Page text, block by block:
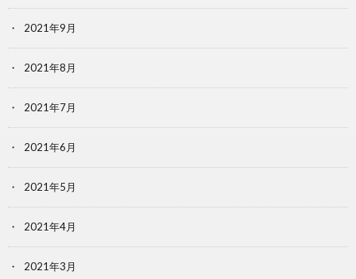
2021年9月
2021年8月
2021年7月
2021年6月
2021年5月
2021年4月
2021年3月